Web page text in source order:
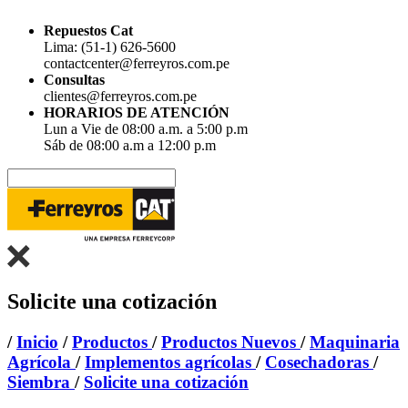
Repuestos Cat
Lima: (51-1) 626-5600
contactcenter@ferreyros.com.pe
Consultas
clientes@ferreyros.com.pe
HORARIOS DE ATENCIÓN
Lun a Vie de 08:00 a.m. a 5:00 p.m
Sáb de 08:00 a.m a 12:00 p.m
Solicite una cotización
/Inicio /Productos /Productos Nuevos /Maquinaria
Agrícola /Implementos agrícolas / Cosechadoras /
Siembra / Solicite una cotización